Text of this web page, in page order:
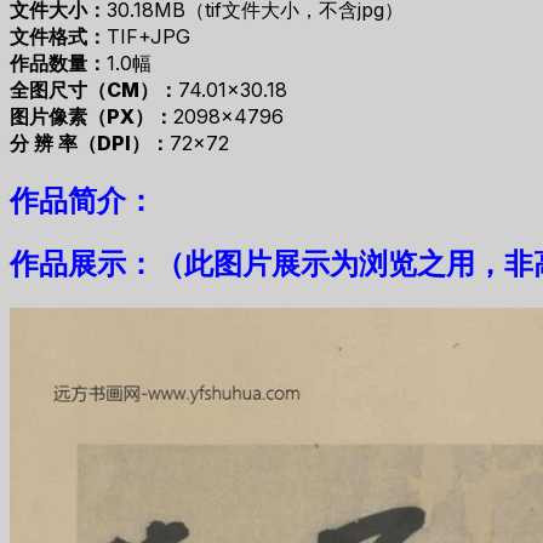
文件大小： 30.18MB（tif文件大小，不含jpg）
文件格式： TIF+JPG
作品数量： 1.0幅
全图尺寸（CM）： 74.01×30.18
图片像素（PX）： 2098×4796
分 辨 率（DPI）： 72×72
作品简介：
作品展示：（此图片展示为浏览之用，非